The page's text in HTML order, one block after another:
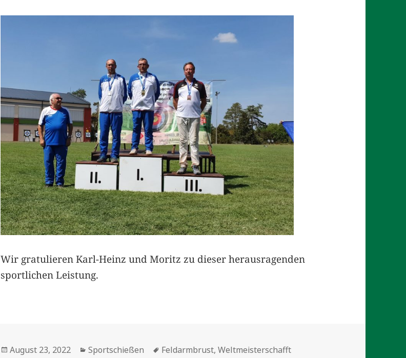
Wir gratulieren Karl-Heinz und Moritz zu dieser herausragenden
sportlichen Leistung.
Veröffentlicht
August 23, 2022 Kategorien
Sportschießen Schlagwörter
Feldarmbrust,Weltmeisterschafft